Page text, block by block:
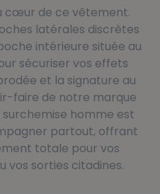
cœur de ce vêtement.
latérales discrètes
intérieure située au
sécuriser vos effets
et la signature au
faire de notre marque
homme est
partout, offrant
totale pour vos
vos sorties citadines.